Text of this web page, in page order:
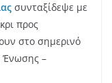
συνταξίδεψε με
προς
στο σημερινό
Ένωσης –